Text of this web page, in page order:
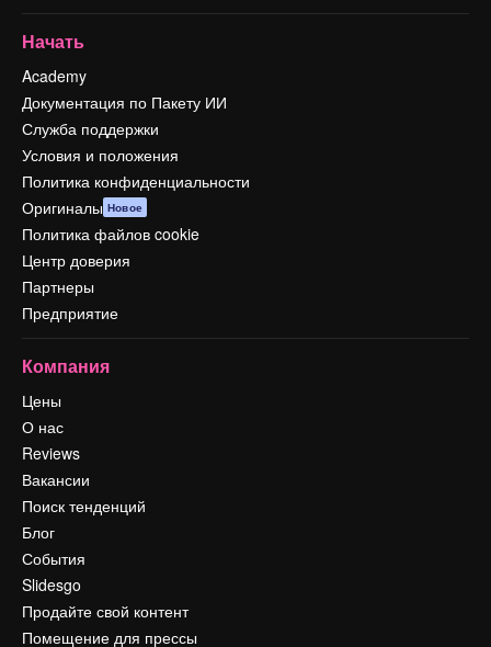
Начать
Academy
Документация по Пакету ИИ
Служба поддержки
Условия и положения
Политика конфиденциальности
Оригиналы Новое
Политика файлов cookie
Центр доверия
Партнеры
Предприятие
Компания
Цены
О нас
Reviews
Вакансии
Поиск тенденций
Блог
События
Slidesgo
Продайте свой контент
Помещение для прессы